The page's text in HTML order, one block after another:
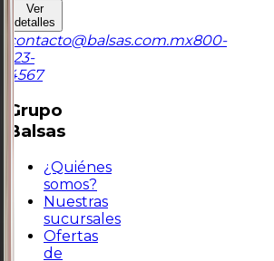
Ver
detalles
contacto@balsas.com.mx800-
123-
4567
Grupo
Balsas
¿Quiénes
somos?
Nuestras
sucursales
Ofertas
de